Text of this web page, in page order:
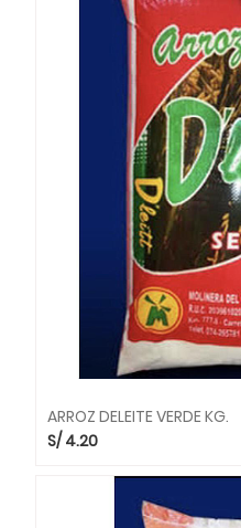
ARROZ DELEITE VERDE KG.
S/ 4.20